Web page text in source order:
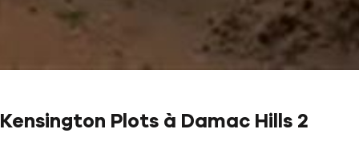
Kensington Plots à Damac Hills 2